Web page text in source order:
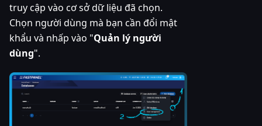
truy cập vào cơ sở dữ liệu đã chọn.
Chọn người dùng mà bạn cần đổi mật
khẩu và nhấp vào "Quản lý người
dùng".